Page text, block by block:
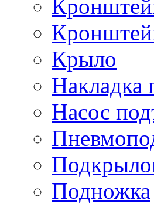
Крыло
Накладка
Насос
Подножка